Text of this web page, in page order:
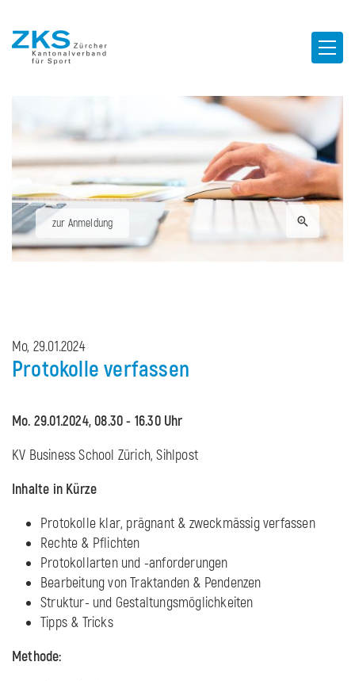
zur Anmeldung
Mo, 29.01.2024
Protokolle verfassen
Mo. 29.01.2024, 08.30 - 16.30 Uhr
KV Business School Zürich, Sihlpost
Inhalte in Kürze
Protokolle klar, prägnant & zweckmässig verfassen
Rechte & Pflichten
Protokollarten und -anforderungen
Bearbeitung von Traktanden & Pendenzen
Struktur- und Gestaltungsmöglichkeiten
Tipps & Tricks
Methode: